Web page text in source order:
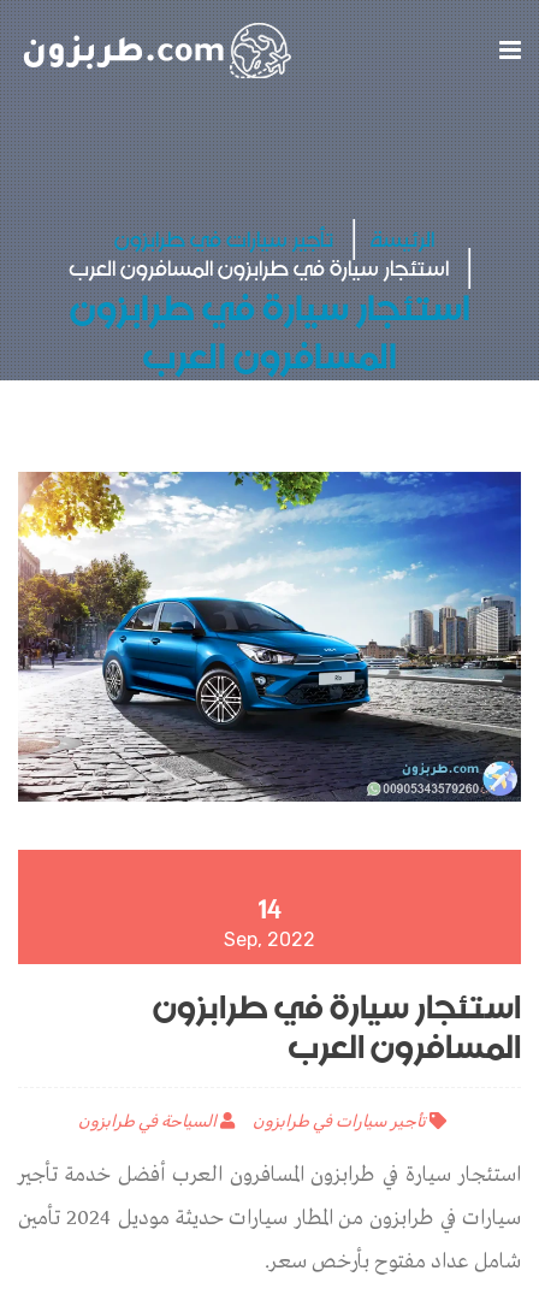
استئجار سيارة في طرابزون
المسافرون العرب
الرئيسة تأجير سيارات في طرابزون
استئجار سيارة في طرابزون المسافرون العرب
14
Sep, 2022
استئجار سيارة في طرابزون
المسافرون العرب
تأجير سيارات في طرابزون السياحة في طرابزون
استئجار سيارة في طرابزون المسافرون العرب أفضل خدمة تأجير
سيارات في طرابزون من المطار سيارات حديثة موديل 2024 تأمين
شامل عداد مفتوح بأرخص سعر.